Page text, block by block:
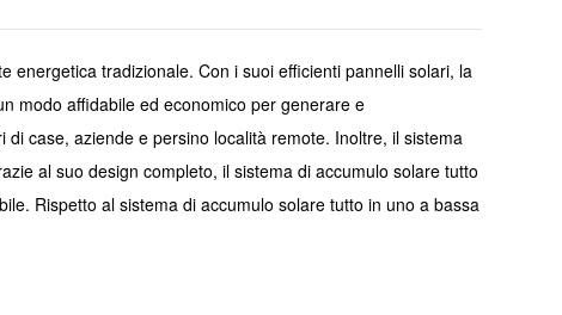
energetica tradizionale. Con i suoi efficienti pannelli solari, la
modo affidabile ed economico per generare e
case, aziende e persino località remote. Inoltre, il sistema
al suo design completo, il sistema di accumulo solare tutto
Rispetto al sistema di accumulo solare tutto in uno a bassa